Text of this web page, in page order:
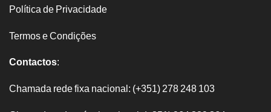
Política de Privacidade
Termos e Condições
Contactos:
Chamada rede fixa nacional: (+351) 278 248 103